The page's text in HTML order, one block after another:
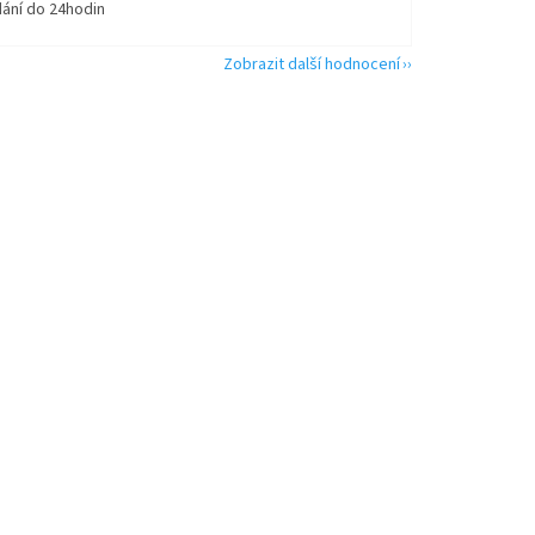
do 24hodin
Zobrazit další hodnocení